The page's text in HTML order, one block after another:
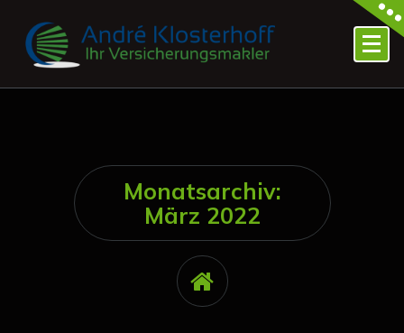
Inhalt
springen
Monatsarchiv:
März 2022